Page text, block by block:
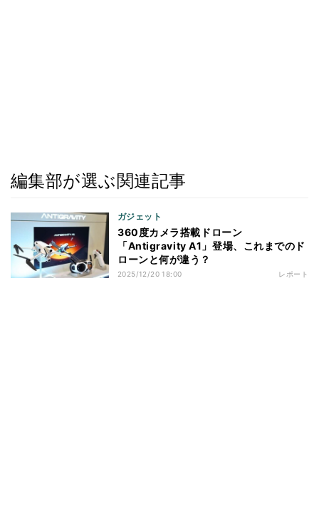
編集部が選ぶ関連記事
ガジェット
360度カメラ搭載ドローン
「Antigravity A1」登場、これまでのド
ローンと何が違う？
2025/12/20 18:00 レポート